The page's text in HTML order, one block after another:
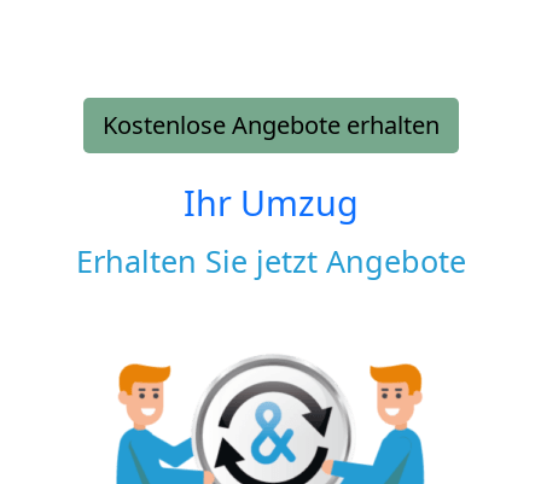
Kostenlose Angebote erhalten
Ihr Umzug
Erhalten Sie jetzt Angebote